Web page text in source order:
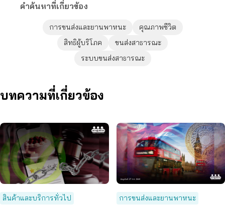
คำค้นหาที่เกี่ยวข้อง
การขนส่งและยานพาหนะ
คุณภาพชีวิต
สิทธิผู้บริโภค
ขนส่งสาธารณะ
ระบบขนส่งสาธารณะ
บทความที่เกี่ยวข้อง
สินค้าและบริการทั่วไป การขนส่งและยานพาหนะ